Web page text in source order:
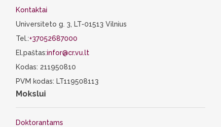
Kontaktai
Universiteto g. 3, LT-01513 Vilnius
Tel.:+37052687000
El.paštas:infor@cr.vu.lt
Kodas: 211950810
PVM kodas: LT119508113
Mokslui
Doktorantams